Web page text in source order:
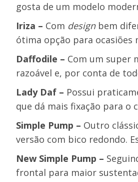
gosta de um modelo
Iriza – Com designbem
ótima opção para ocasiões
Daffodile – Com um super
razoável e, por conta de
Lady Daf – Possui
que dá mais fixação para o
Simple Pump – Outro
versão com bico redondo.
New Simple Pump –
frontal para maior